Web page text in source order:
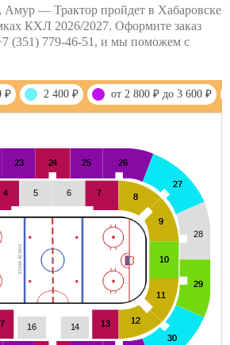
— Трактор пройдет в Хабаровске
КХЛ 2026/2027. Оформите заказ
(351) 779-46-51, и мы поможем с
₽ 2 400 ₽ от 2 800 ₽ до 3 600 ₽